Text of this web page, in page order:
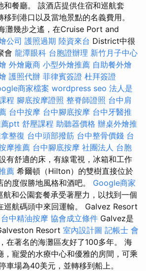
和餐廳。 該酒店提供住宿和巡航套
到港口以及當地景點的名義費用。
灘幾步之遙，在Cruise Port and
公司 護照過期 陸資來台 District中很
會 龍潭眼科 台胞證辦理 新竹月子中心
外燴廠商 小型外燴推薦 自助餐外燴
護照代辦 菲律賓簽證 杜拜簽證
商家檔案 wordpress seo 法人是
程 腳底按摩證照 整脊師證照 台中肩
台中按摩 台中腳底按摩 台中牙醫推
薦ptt 舒壓課程 助聽器價格 辦桌外燴推
整復 台中頭部撥筋 台中整骨價錢 台
摩推薦 台中腳底按摩 社團法人 台胞
有舒適的床，有線電視，冰箱和工作
薦 希爾頓（Hilton）的雙樹直接位於
度假勝地風格和酒吧。 Google商家
航和公園套餐承受著壓力，以找到一個
巡航碼頭中來回運輸。 Galvez Resort
台中精油按摩 協會成立條件 Galvez是
Resort 室內設計圖 記帳士 會
在著名的海灘區友好了100多年。 海
，寵愛的水療中心和優雅的房間，可乘
車場為40美元，並轉移到船上。